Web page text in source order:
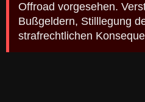
Offroad vorgesehen.
Bußgeldern, Stilllegung
strafrechtlichen